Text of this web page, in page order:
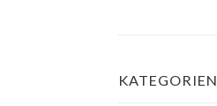
KATEGORIEN